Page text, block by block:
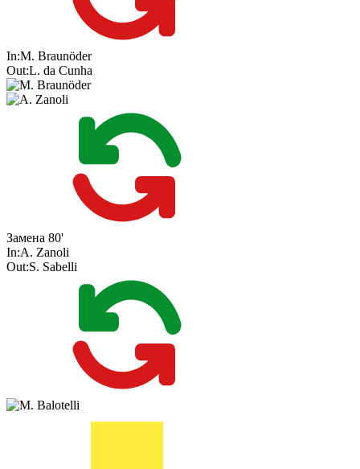
In:M. Braunöder
Out:L. da Cunha
Замена 80'
In:A. Zanoli
Out:S. Sabelli